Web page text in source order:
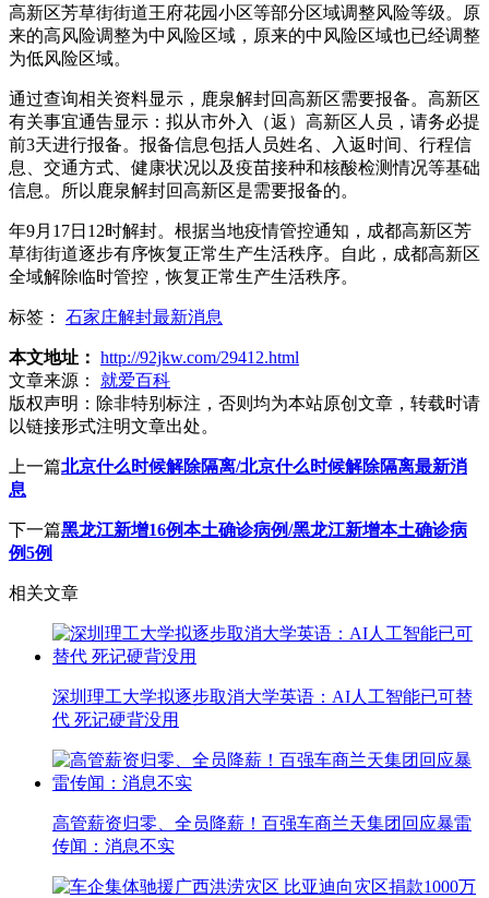
高新区芳草街街道王府花园小区等部分区域调整风险等级。原
来的高风险调整为中风险区域，原来的中风险区域也已经调整
为低风险区域。
通过查询相关资料显示，鹿泉解封回高新区需要报备。高新区
有关事宜通告显示：拟从市外入（返）高新区人员，请务必提
前3天进行报备。报备信息包括人员姓名、入返时间、行程信
息、交通方式、健康状况以及疫苗接种和核酸检测情况等基础
信息。所以鹿泉解封回高新区是需要报备的。
年9月17日12时解封。根据当地疫情管控通知，成都高新区芳
草街街道逐步有序恢复正常生产生活秩序。自此，成都高新区
全域解除临时管控，恢复正常生产生活秩序。
标签： 石家庄解封最新消息
本文地址： http://92jkw.com/29412.html
文章来源：
就爱百科
版权声明： 除非特别标注，否则均为本站原创文章，转载时请
以链接形式注明文章出处。
上一篇北京什么时候解除隔离/北京什么时候解除隔离最新消
息
下一篇黑龙江新增16例本土确诊病例/黑龙江新增本土确诊病
例5例
相关文章
深圳理工大学拟逐步取消大学英语：AI人工智能已可替
代 死记硬背没用
高管薪资归零、全员降薪！百强车商兰天集团回应暴雷
传闻：消息不实